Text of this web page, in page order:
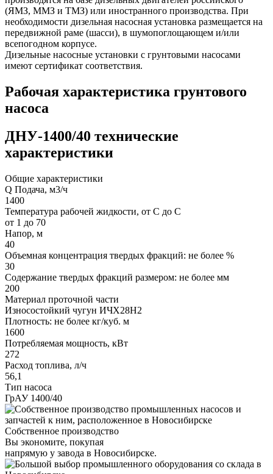
(ЯМЗ, ММЗ и ТМЗ) или иностранного производства. При
необходимости дизельная насосная установка размещается на
передвижной раме (шасси), в шумопоглощающем и/или
всепогодном корпусе.
Дизельные насосные установки с грунтовыми насосами
имеют сертификат соответствия.
Рабочая характеристика грунтового
насоса
ДНУ-1400/40 технические
характеристики
Общие характеристики
Q Подача, м3/ч
1400
Температура рабочей жидкости, от С до С
от 1 до 70
Напор, м
40
Объемная концентрация твердых фракций: не более %
30
Содержание твердых фракций размером: не более мм
200
Материал проточной части
Износостойкий чугун ИЧХ28Н2
Плотность: не более кг/куб. м
1600
Потребляемая мощность, кВт
272
Расход топлива, л/ч
56,1
Тип насоса
ГрАУ 1400/40
Собственное производство
Вы экономите, покупая
напрямую у завода в Новосибирске.